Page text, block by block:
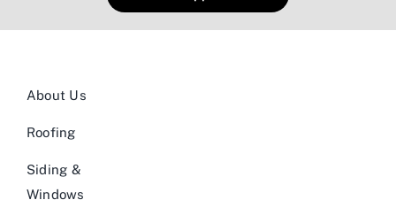
About Us
Roofing
Siding &
Windows